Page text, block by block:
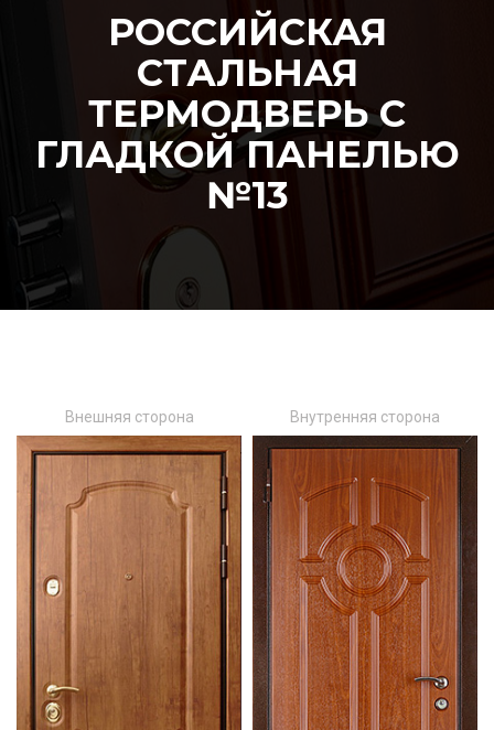
РОССИЙСКАЯ
СТАЛЬНАЯ
ТЕРМОДВЕРЬ С
ГЛАДКОЙ ПАНЕЛЬЮ
№13
Внешняя сторона Внутренняя сторона